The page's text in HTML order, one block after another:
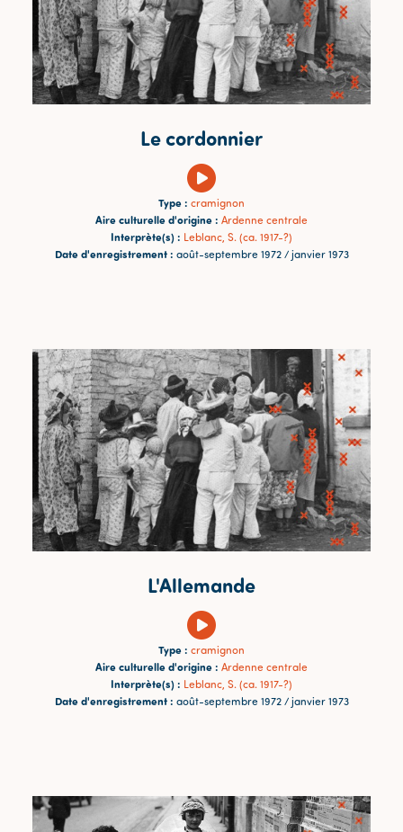
Le cordonnier
Type : cramignon
Aire culturelle d'origine : Ardenne centrale
Interprète(s) : Leblanc, S. (ca. 1917-?)
Date d'enregistrement : août-septembre 1972 / janvier 1973
L'Allemande
Type : cramignon
Aire culturelle d'origine : Ardenne centrale
Interprète(s) : Leblanc, S. (ca. 1917-?)
Date d'enregistrement : août-septembre 1972 / janvier 1973